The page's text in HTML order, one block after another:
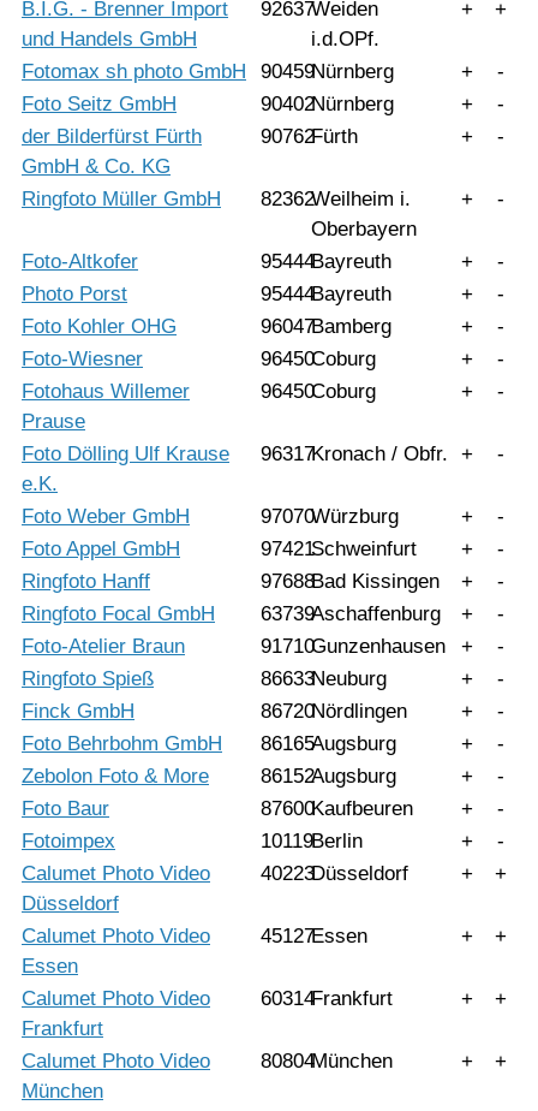
B.I.G. - Brenner Import
und Handels GmbH
92637Weiden
i.d.OPf.
+ +
Fotomax sh photo GmbH 90459Nürnberg +
-
Foto Seitz GmbH
90402Nürnberg +
-
der Bilderfürst Fürth
GmbH & Co. KG
90762Fürth + -
Ringfoto Müller GmbH 82362Weilheim i.
Oberbayern
+ -
Foto-Altkofer 95444Bayreuth +
-
Photo Porst
95444Bayreuth +
-
Foto Kohler OHG
96047Bamberg +
-
Foto-Wiesner
96450Coburg +
-
Fotohaus Willemer
Prause
96450Coburg + -
Foto Dölling Ulf Krause
e.K.
96317Kronach / Obfr. + -
Foto Weber GmbH 97070Würzburg +
-
Foto Appel GmbH
97421Schweinfurt +
-
Ringfoto Hanff
97688Bad Kissingen +
-
Ringfoto Focal GmbH
63739Aschaffenburg +
-
Foto-Atelier Braun
91710Gunzenhausen +
-
Ringfoto Spieß
86633Neuburg +
-
Finck GmbH
86720Nördlingen +
-
Foto Behrbohm GmbH
86165Augsburg +
-
Zebolon Foto & More
86152Augsburg +
-
Foto Baur
87600Kaufbeuren +
-
Fotoimpex
10119Berlin +
-
Calumet Photo Video
Düsseldorf
40223Düsseldorf + +
Calumet Photo Video
Essen
45127Essen + +
Calumet Photo Video
Frankfurt
60314Frankfurt + +
Calumet Photo Video
München
80804München + +